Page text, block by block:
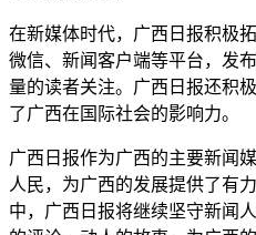
在新媒体时代，广西日报积极
微信、新闻客户端等平台，发
量的读者关注。广西日报还积
了广西在国际社会的影响力。
广西日报作为广西的主要新闻
人民，为广西的发展提供了有
中，广西日报将继续坚守新闻